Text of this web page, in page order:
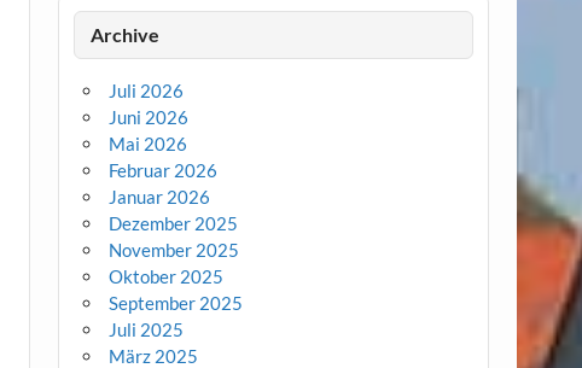
Archive
Juli 2026
Juni 2026
Mai 2026
Februar 2026
Januar 2026
Dezember 2025
November 2025
Oktober 2025
September 2025
Juli 2025
März 2025